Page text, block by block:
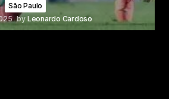
São Paulo
by Leonardo Cardoso